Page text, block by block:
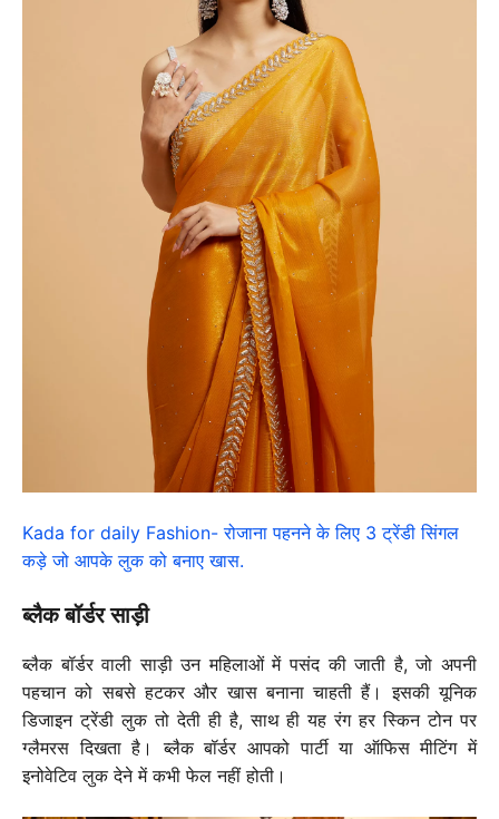
Kada for daily Fashion- रोजाना पहनने के लिए 3 ट्रेंडी सिंगल
कड़े जो आपके लुक को बनाए खास.
ब्लैक बॉर्डर साड़ी
ब्लैक बॉर्डर वाली साड़ी उन महिलाओं में पसंद की जाती है, जो अपनी
पहचान को सबसे हटकर और खास बनाना चाहती हैं। इसकी यूनिक
डिजाइन ट्रेंडी लुक तो देती ही है, साथ ही यह रंग हर स्किन टोन पर
ग्लैमरस दिखता है। ब्लैक बॉर्डर आपको पार्टी या ऑफिस मीटिंग में
इनोवेटिव लुक देने में कभी फेल नहीं होती।